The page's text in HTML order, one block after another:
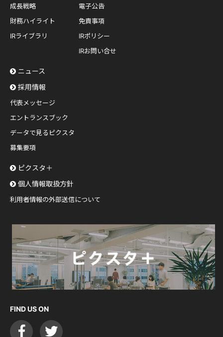
成長戦略
財務ハイライト
IRライブラリ
電子公告
免責事項
IRポリシー
IRお問い合せ
ニュース
採用情報
代表メッセージ
エントランスブック
データで見るピクスタ
募集要項
ピクスタ＋
個人情報取扱方針
利用者情報の外部送信について
FIND US ON